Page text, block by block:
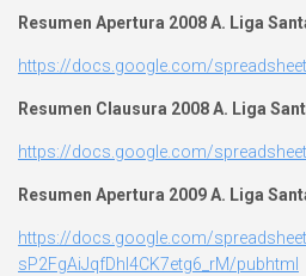
Resumen Apertura 2008 A. Liga
https://docs.google.com/
Resumen Clausura 2008 A. Liga
https://docs.google.com/
Resumen Apertura 2009 A. Liga
https://docs.google.com/
sP2FgAiJqfDhl4CK7etg6_rM/pubhtml